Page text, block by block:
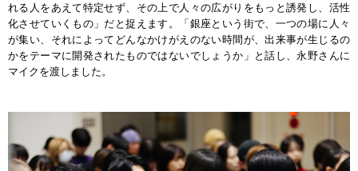
れる人をあえて特定せず、その上で人々の広がりをもっと誘発し、活性
化させていくもの」だと捉えます。「銀座という街で、一つの場に人々
が集い、それによってどんなかけがえのない時間が、出来事が生じるの
かをテーマに開発されたものではないでしょうか」と話し、永野さんに
マイクを渡しました。